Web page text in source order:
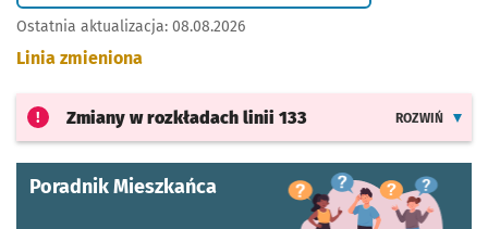
Ostatnia aktualizacja: 08.08.2026
Linia zmieniona
Zmiany w rozkładach linii 133 ROZWIŃ
Poradnik Mieszkańca